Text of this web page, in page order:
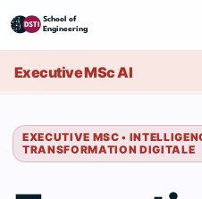
Executive MSc AI
EXECUTIVE MSC •
TRANSFORMATION DIGITALE